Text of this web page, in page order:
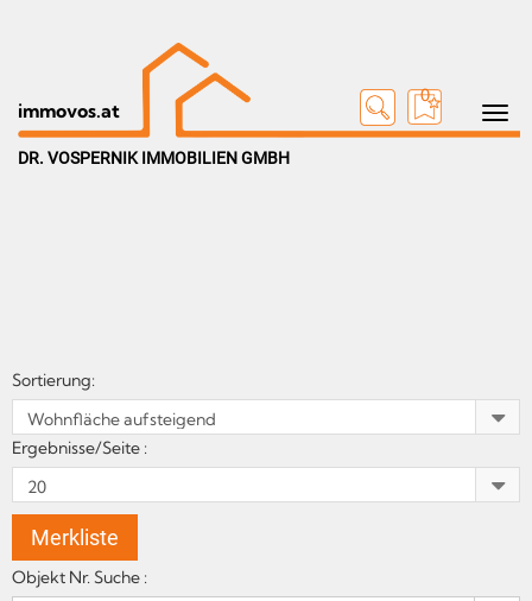
Toggle
immovos.at
0
DR. VOSPERNIK IMMOBILIEN GMBH
Sortierung:
Ergebnisse/Seite :
Merkliste
Objekt Nr. Suche :